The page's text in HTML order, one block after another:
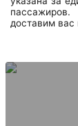
доставим вас